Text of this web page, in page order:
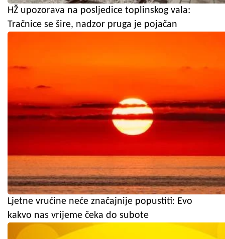
HŽ upozorava na posljedice toplinskog vala:
Tračnice se šire, nadzor pruga je pojačan
Ljetne vrućine neće značajnije popustiti: Evo
kakvo nas vrijeme čeka do subote